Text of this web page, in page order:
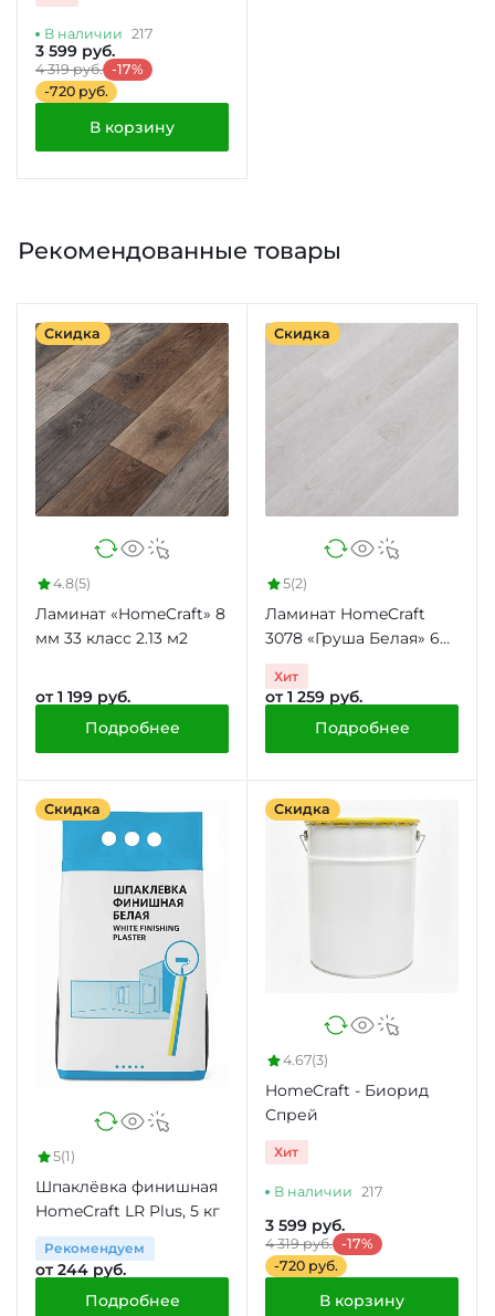
В наличии 217
3 599 руб.
4 319 руб. -17%
-720 руб.
В корзину
Рекомендованные товары
Скидка
4.8(5)
Ламинат «HomeCraft» 8
мм 33 класс 2.13 м2
от 1 199 руб.
Подробнее
Скидка
5(2)
Ламинат HomeCraft
3078 «Груша Белая» 6
мм 31 класс 2.66 м2
Хит
от 1 259 руб.
Подробнее
Скидка
5(1)
Шпаклёвка финишная
HomeCraft LR Plus, 5 кг
Рекомендуем
от 244 руб.
Подробнее
Скидка
4.67(3)
HomeCraft - Биорид
Спрей
Хит
В наличии 217
3 599 руб.
4 319 руб. -17%
-720 руб.
В корзину